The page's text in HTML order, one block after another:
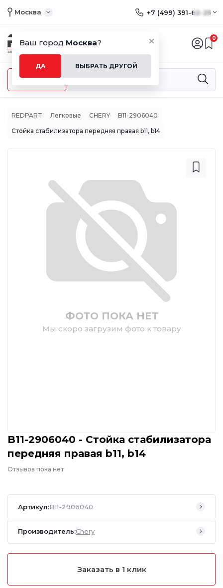
Ваш город Москва?
ДА ВЫБРАТЬ ДРУГОЙ
Москва +7 (499) 391-62-25
0
Меню
REDPART Легковые CHERY B11-2906040
Стойка стабилизатора передняя правая b11, b14
ФОТО ПОКА НЕТ
Мы скоро загрузим фото к товару
B11-2906040 - Стойка стабилизатора
передняя правая b11, b14
Отзывов пока нет
Артикул:B11-2906040
Производитель:Chery
Заказать в 1 клик